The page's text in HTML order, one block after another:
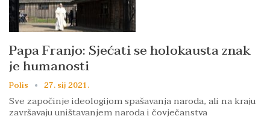
Papa Franjo: Sjećati se holokausta znak
je humanosti
Polis 27. sij 2021.
Sve započinje ideologijom spašavanja naroda, ali na kraju
završavaju uništavanjem naroda i čovječanstva